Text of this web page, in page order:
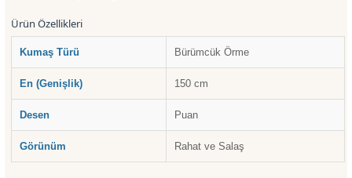
Ürün Özellikleri
Kumaş Türü Bürümcük Örme
En (Genişlik) 150 cm
Desen Puan
Görünüm Rahat ve Salaş